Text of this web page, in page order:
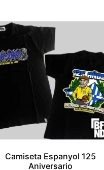
Camiseta Espanyol 125
Aniversario